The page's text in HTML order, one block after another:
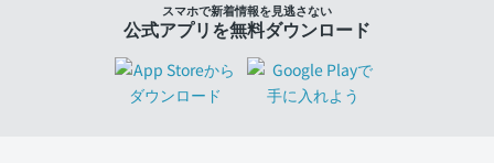
スマホで新着情報を見逃さない
公式アプリを無料ダウンロード